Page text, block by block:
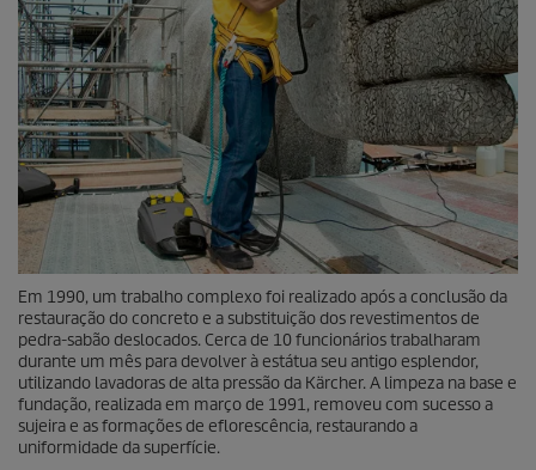
Em 1990, um trabalho complexo foi realizado após a conclusão da
restauração do concreto e a substituição dos revestimentos de
pedra-sabão deslocados. Cerca de 10 funcionários trabalharam
durante um mês para devolver à estátua seu antigo esplendor,
utilizando lavadoras de alta pressão da Kärcher. A limpeza na base e
fundação, realizada em março de 1991, removeu com sucesso a
sujeira e as formações de eflorescência, restaurando a
uniformidade da superfície.